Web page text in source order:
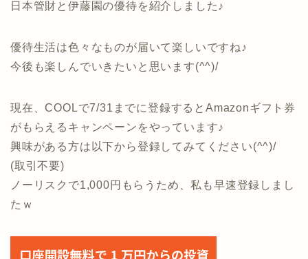
日本管財と伊藤園の優待を紹介しました♪
優待生活は色々なものが届いて楽しいですね♪
今後も楽しんでいきたいと思います(^^)/
現在、COOLで7/31までに登録するとAmazonギフト券
がもらえるキャンペーンをやっています♪
興味がある方は以下から登録してみてください(^^)/
(取引不要)
ノーリスクで1,000円もらうため、私も早速登録しまし
たｗ